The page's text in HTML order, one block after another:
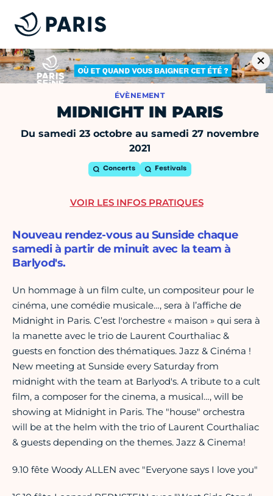
ÉVÈNEMENT
MIDNIGHT IN PARIS
Du samedi 23 octobre au samedi 27 novembre
2021
Concerts Festivals
Nouveau rendez-vous au Sunside chaque
samedi à partir de minuit avec la team à
Barlyod's.
Un hommage à un film culte, un compositeur pour le
cinéma, une comédie musicale…, sera à l’affiche de
Midnight in Paris. C’est l'orchestre « maison » qui sera à
la manette avec le trio de Laurent Courthaliac &
guests en fonction des thématiques. Jazz & Cinéma !
New meeting at Sunside every Saturday from
midnight with the team at Barlyod's. A tribute to a cult
film, a composer for the cinema, a musical…, will be
showing at Midnight in Paris. The "house" orchestra
will be at the helm with the trio of Laurent Courthaliac
& guests depending on the themes. Jazz & Cinema!
9.10 fête Woody ALLEN avec "Everyone says I love you"
VOIR LES INFOS PRATIQUES